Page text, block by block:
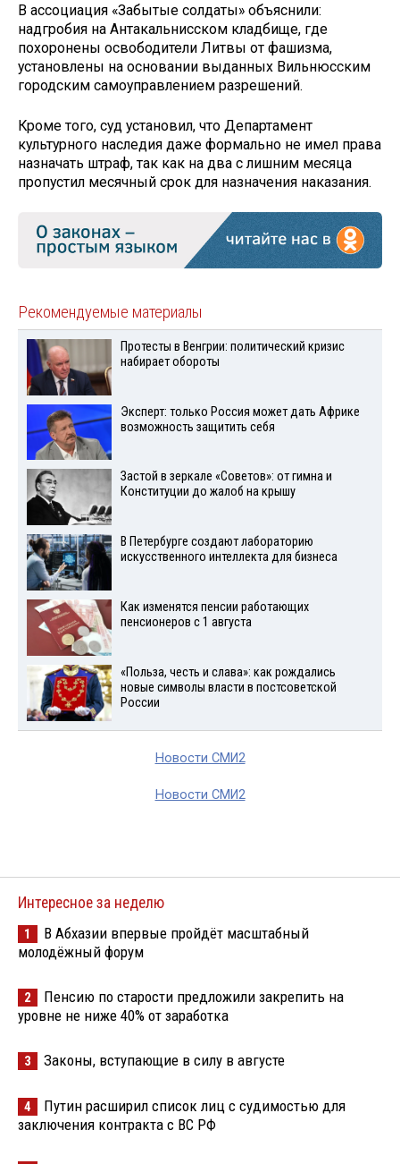
В ассоциация «Забытые солдаты» объяснили:
надгробия на Антакальнисском кладбище, где
похоронены освободители Литвы от фашизма,
установлены на основании выданных Вильнюсским
городским самоуправлением разрешений.
Кроме того, суд установил, что Департамент
культурного наследия даже формально не имел права
назначать штраф, так как на два с лишним месяца
пропустил месячный срок для назначения наказания.
Рекомендуемые материалы
Протесты в Венгрии: политический кризис
набирает обороты
Эксперт: только Россия может дать Африке
возможность защитить себя
Застой в зеркале «Советов»: от гимна и
Конституции до жалоб на крышу
В Петербурге создают лабораторию
искусственного интеллекта для бизнеса
Как изменятся пенсии работающих
пенсионеров с 1 августа
«Польза, честь и слава»: как рождались
новые символы власти в постсоветской
России
Новости СМИ2
Новости СМИ2
Интересное за неделю
1
В Абхазии впервые пройдёт масштабный
молодёжный форум
2
Пенсию по старости предложили закрепить на
уровне не ниже 40% от заработка
3 Законы, вступающие в силу в августе
4
Путин расширил список лиц с судимостью для
заключения контракта с ВС РФ